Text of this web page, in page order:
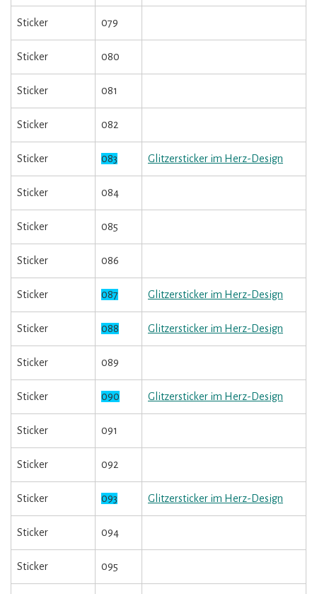
Sticker 079
Sticker 080
Sticker 081
Sticker 082
Sticker 083 Glitzersticker im Herz-Design
Sticker 084
Sticker 085
Sticker 086
Sticker 087 Glitzersticker im Herz-Design
Sticker 088 Glitzersticker im Herz-Design
Sticker 089
Sticker 090 Glitzersticker im Herz-Design
Sticker 091
Sticker 092
Sticker 093 Glitzersticker im Herz-Design
Sticker 094
Sticker 095